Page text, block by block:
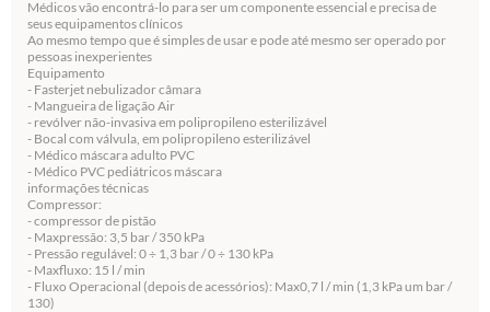
Médicos vão encontrá-lo para ser um componente essencial e precisa de
seus equipamentos clínicos
Ao mesmo tempo que é simples de usar e pode até mesmo ser operado por
pessoas inexperientes
Equipamento
- Fasterjet nebulizador câmara
- Mangueira de ligação Air
- revólver não-invasiva em polipropileno esterilizável
- Bocal com válvula, em polipropileno esterilizável
- Médico máscara adulto PVC
- Médico PVC pediátricos máscara
informações técnicas
Compressor:
- compressor de pistão
- Maxpressão: 3,5 bar / 350 kPa
- Pressão regulável: 0 ÷ 1,3 bar / 0 ÷ 130 kPa
- Maxfluxo: 15 l / min
- Fluxo Operacional (depois de acessórios): Max0,7 l / min (1,3 kPa um bar /
130)